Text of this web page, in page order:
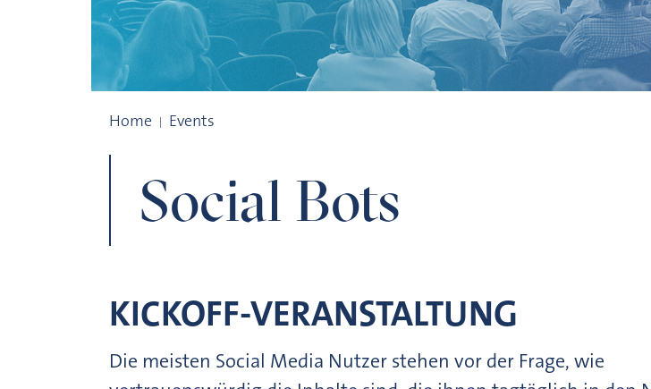
Home Events
Social Bots
KICKOFF-VERANSTALTUNG
Die meisten Social Media Nutzer stehen vor der Frage, wie